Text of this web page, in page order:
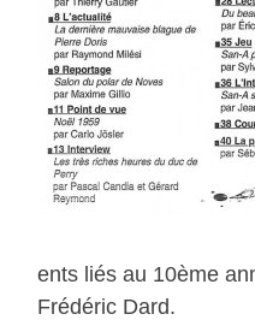
ents liés au 10ème
Frédéric Dard.